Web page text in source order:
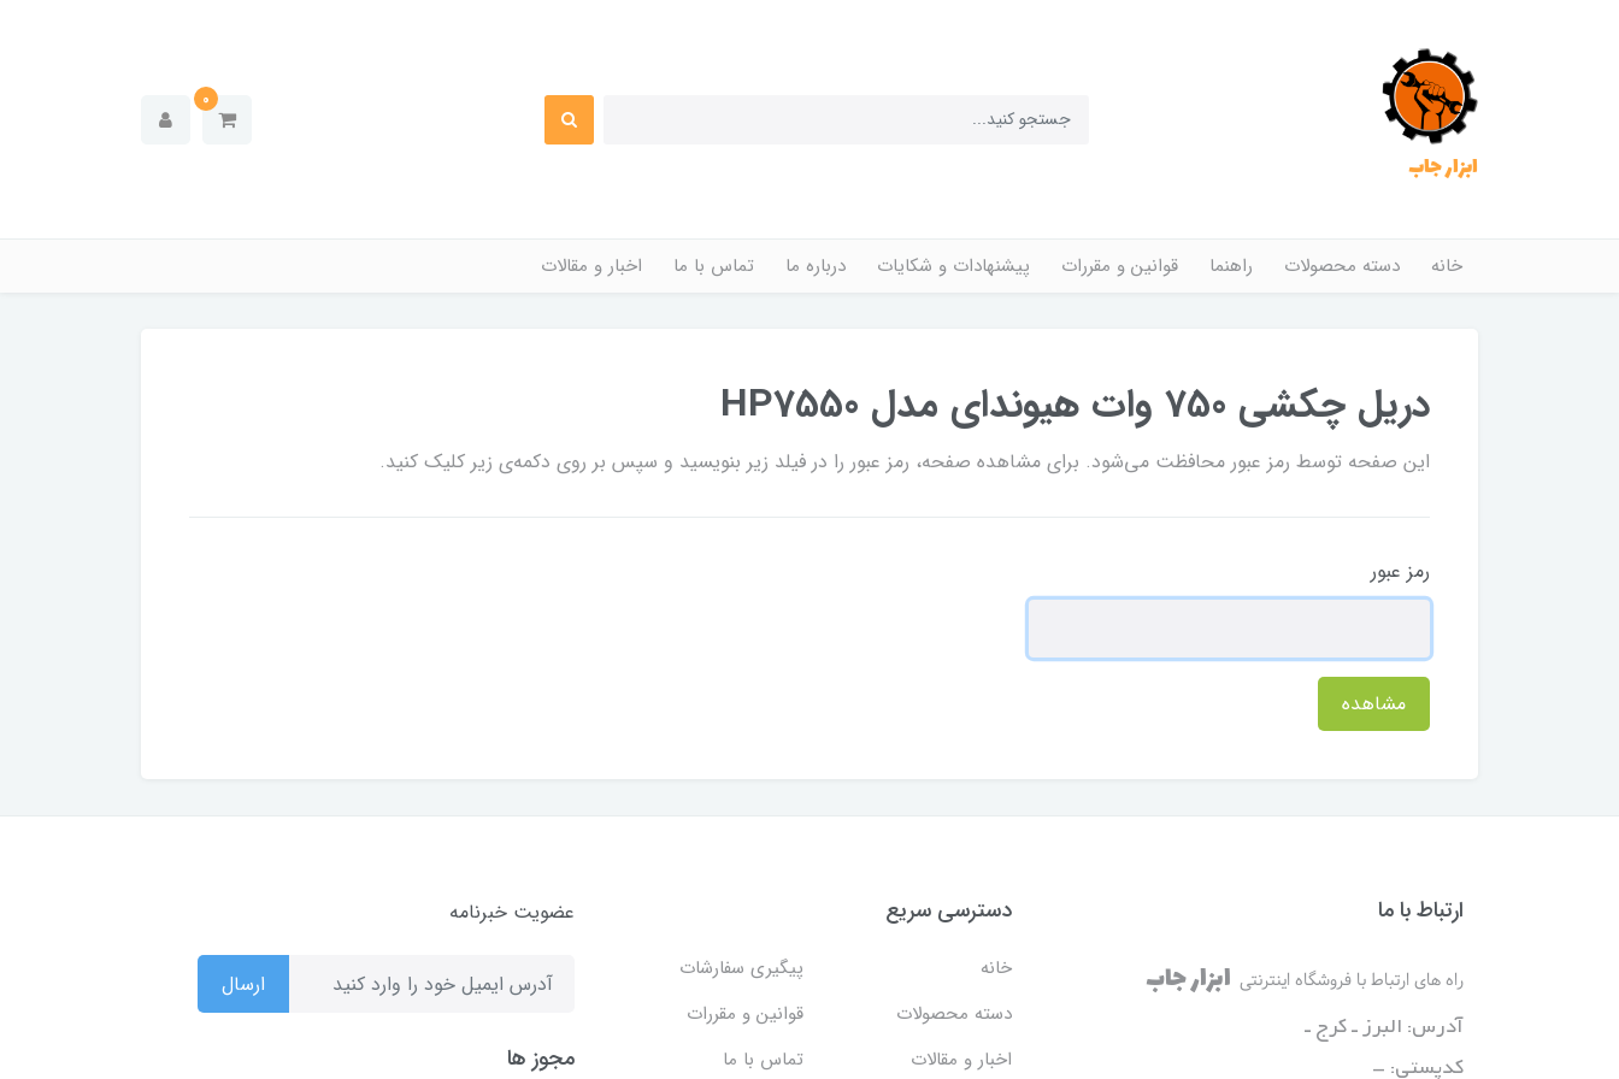
ابزار جاب
0
خانه دسته محصولات راهنما قوانین و مقررات پیشنهادات و شکایات درباره ما تماس با ما اخبار و مقالات
دریل چکشی 750 وات هیوندای مدل HP7550
این صفحه توسط رمز عبور محافظت می‌شود. برای مشاهده صفحه، رمز عبور را در فیلد زیر بنویسید و سپس بر روی دکمه‌ی زیر کلیک کنید.
رمز عبور
مشاهده
ارتباط با ما
راه های ارتباط با فروشگاه اینترنتی ابزار جاب
آدرس: البرز ـ کرج ـ
کدپستی: -
دسترسی سریع
خانه
پیگیری سفارشات
دسته محصولات
قوانین و مقررات
اخبار و مقالات
تماس با ما
عضویت خبرنامه
ارسال
مجوز ها